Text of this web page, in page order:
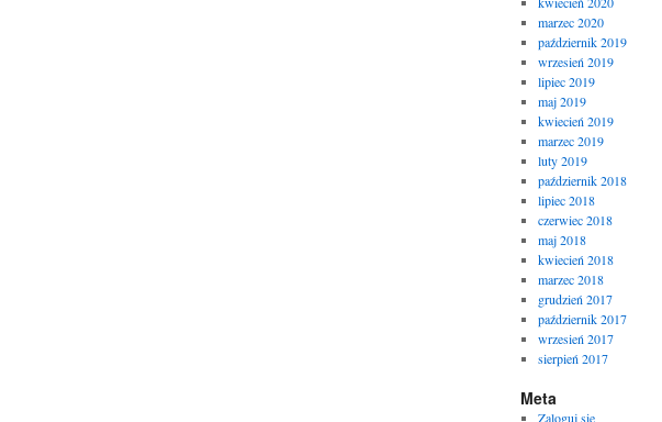
marzec 2020
październik 2019
wrzesień 2019
lipiec 2019
maj 2019
kwiecień 2019
marzec 2019
luty 2019
październik 2018
lipiec 2018
czerwiec 2018
maj 2018
kwiecień 2018
marzec 2018
grudzień 2017
październik 2017
wrzesień 2017
sierpień 2017
Meta
Zaloguj się